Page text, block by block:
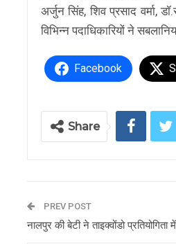
अर्जुन सिंह, शिव प्रसाद वर्मा,
विभिन्न पदाधिकारियों ने
Facebook
Share
PREV POST
नालपुर की बेटी ने ताइक्वोंडो